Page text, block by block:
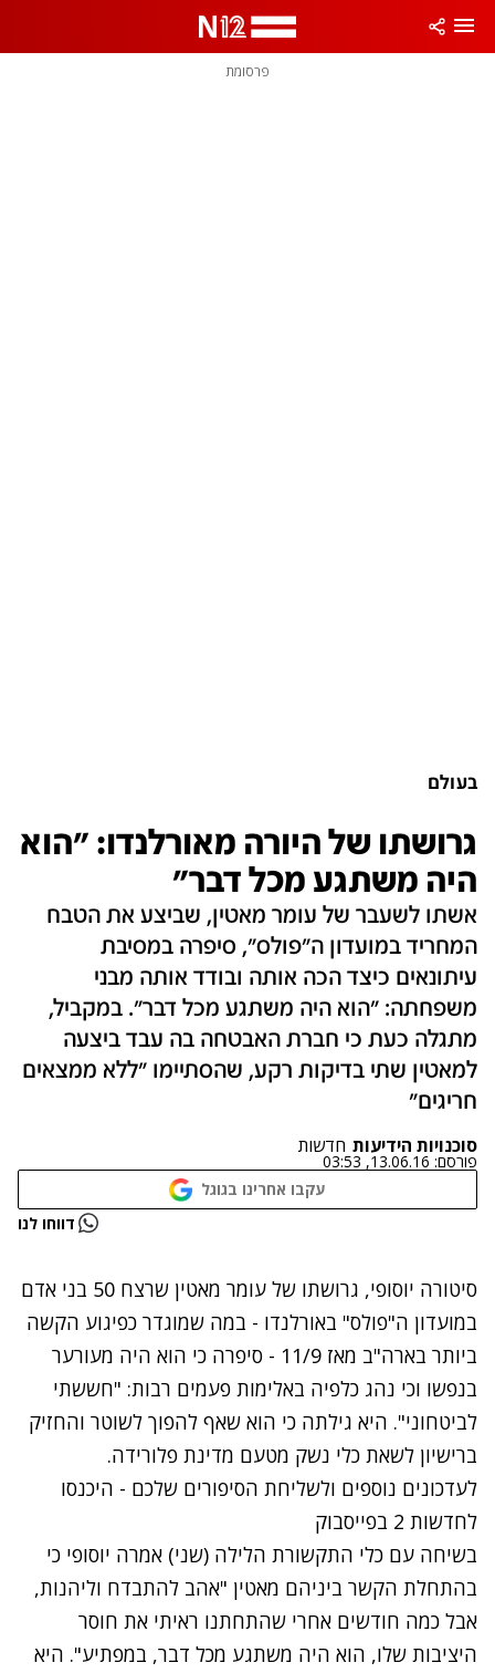
פרסומת
בעולם
גרושתו של היורה מאורלנדו: "הוא
היה משתגע מכל דבר"
אשתו לשעבר של עומר מאטין, שביצע את הטבח
המחריד במועדון ה"פולס", סיפרה במסיבת
עיתונאים כיצד הכה אותה ובודד אותה מבני
משפחתה: "הוא היה משתגע מכל דבר". במקביל,
מתגלה כעת כי חברת האבטחה בה עבד ביצעה
למאטין שתי בדיקות רקע, שהסתיימו "ללא ממצאים
חריגים"
סוכנויות הידיעות חדשות
פורסם: 13.06.16, 03:53
עקבו אחרינו בגוגל
נתקלנו בבעיה דווחו לנו
סיטורה יוסופי, גרושתו של עומר מאטין שרצח 50 בני אדם
במועדון ה"פולס" באורלנדו - במה שמוגדר כפיגוע הקשה
ביותר בארה"ב מאז 11/9 - סיפרה כי הוא היה מעורער
בנפשו וכי נהג כלפיה באלימות פעמים רבות: "חששתי
לביטחוני". היא גילתה כי הוא שאף להפוך לשוטר והחזיק
ברישיון לשאת כלי נשק מטעם מדינת פלורידה.
לעדכונים נוספים ולשליחת הסיפורים שלכם - היכנסו
לחדשות 2 בפייסבוק
בשיחה עם כלי התקשורת הלילה (שני) אמרה יוסופי כי
בהתחלת הקשר ביניהם מאטין "אהב להתבדח וליהנות,
אבל כמה חודשים אחרי שהתחתנו ראיתי את חוסר
היציבות שלו, הוא היה משתגע מכל דבר, במפתיע". היא